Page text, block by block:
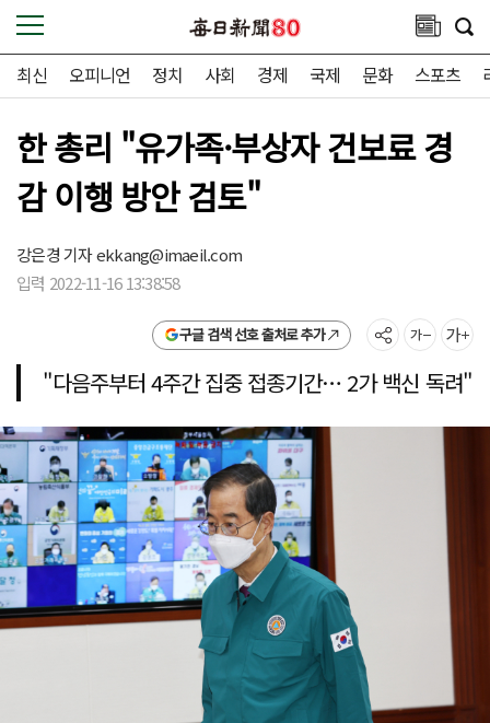
최신 오피니언 정치 사회 경제 국제 문화 스포츠
한 총리 "유가족·부상자 건보료 경
감 이행 방안 검토"
강은경 기자ekkang@imaeil.com
입력 2022-11-16 13:38:58
구글 검색 선호 출처로 추가
"다음주부터 4주간 집중 접종기간… 2가 백신 독려"